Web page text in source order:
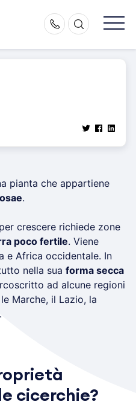
pianta che appartiene
.
crescere richiede zone
poco fertile. Viene
e Africa occidentale. In
nella sua forma secca
ad alcune regioni
Marche, il Lazio, la
cicerchie?